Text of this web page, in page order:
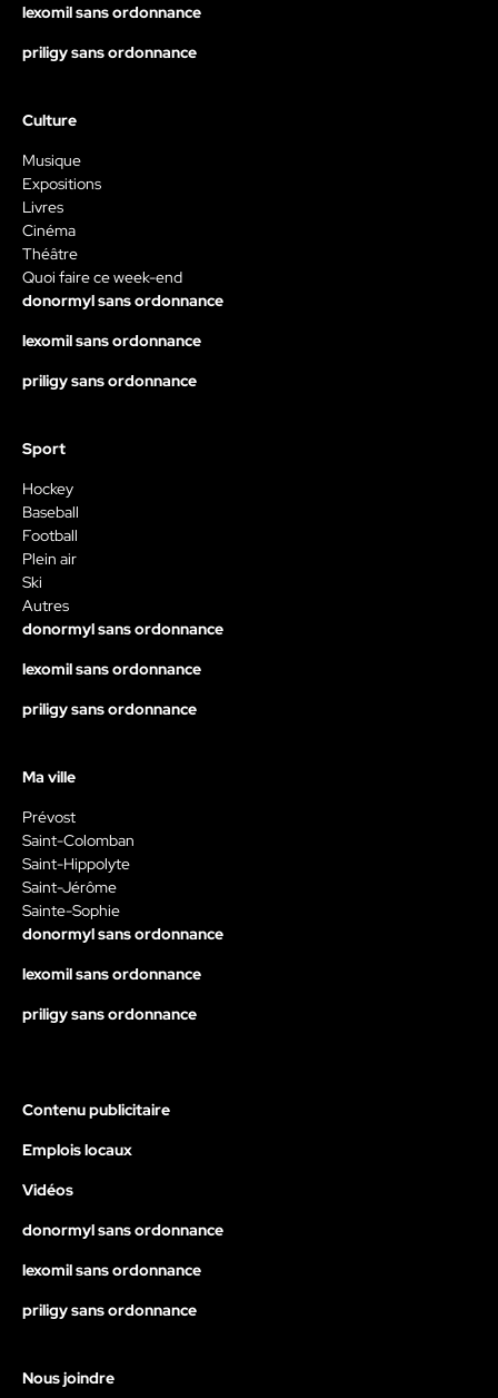
lexomil sans ordonnance
priligy sans ordonnance
Culture
Musique
Expositions
Livres
Cinéma
Théâtre
Quoi faire ce week-end
donormyl sans ordonnance
lexomil sans ordonnance
priligy sans ordonnance
Sport
Hockey
Baseball
Football
Plein air
Ski
Autres
donormyl sans ordonnance
lexomil sans ordonnance
priligy sans ordonnance
Ma ville
Prévost
Saint-Colomban
Saint-Hippolyte
Saint-Jérôme
Sainte-Sophie
donormyl sans ordonnance
lexomil sans ordonnance
priligy sans ordonnance
Contenu publicitaire
Emplois locaux
Vidéos
donormyl sans ordonnance
lexomil sans ordonnance
priligy sans ordonnance
Nous joindre